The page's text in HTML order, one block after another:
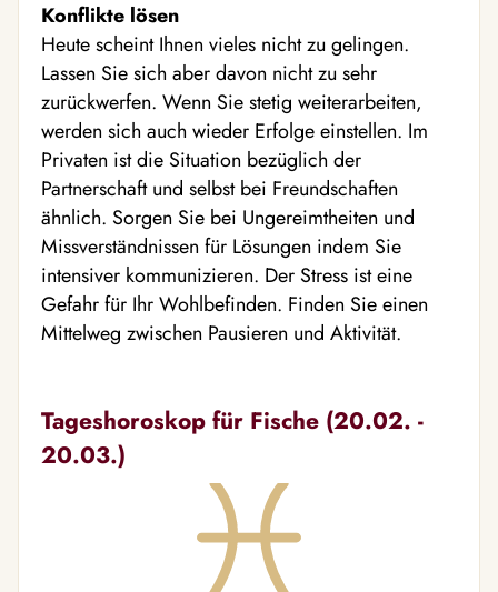
Konflikte lösen
Heute scheint Ihnen vieles nicht zu gelingen.
Lassen Sie sich aber davon nicht zu sehr
zurückwerfen. Wenn Sie stetig weiterarbeiten,
werden sich auch wieder Erfolge einstellen. Im
Privaten ist die Situation bezüglich der
Partnerschaft und selbst bei Freundschaften
ähnlich. Sorgen Sie bei Ungereimtheiten und
Missverständnissen für Lösungen indem Sie
intensiver kommunizieren. Der Stress ist eine
Gefahr für Ihr Wohlbefinden. Finden Sie einen
Mittelweg zwischen Pausieren und Aktivität.
Tageshoroskop für Fische (20.02. -
20.03.)